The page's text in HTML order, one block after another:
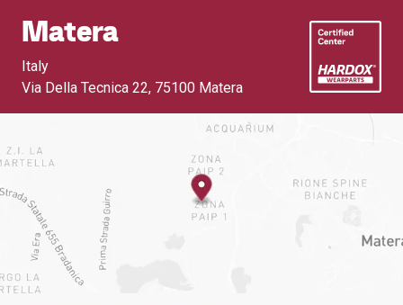
Matera
Italy
Via Della Tecnica 22, 75100 Matera